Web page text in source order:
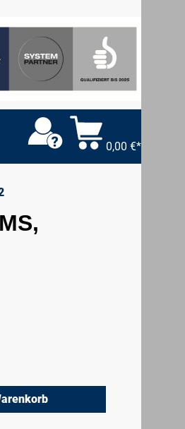
0,00 €*
Wert ein